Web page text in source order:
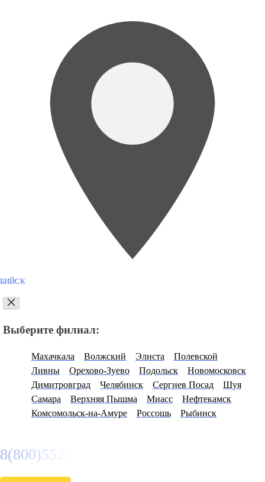
БИЙСК
Выберите филиал:
Махачкала Волжский Элиста
Полевской
Ливны
Орехово-Зуево Подольск
Новомосковск
Димитровград
Челябинск Сергиев Посад
Шуя
Самара
Верхняя Пышма Миасс
Нефтекамск
Комсомольск-на-Амуре
Россошь Рыбинск
8(800)5527584